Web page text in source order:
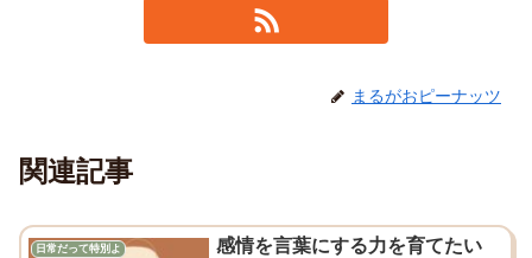
まるがおピーナッツ
関連記事
日常だって特別よ
感情を言葉にする力を育てたい